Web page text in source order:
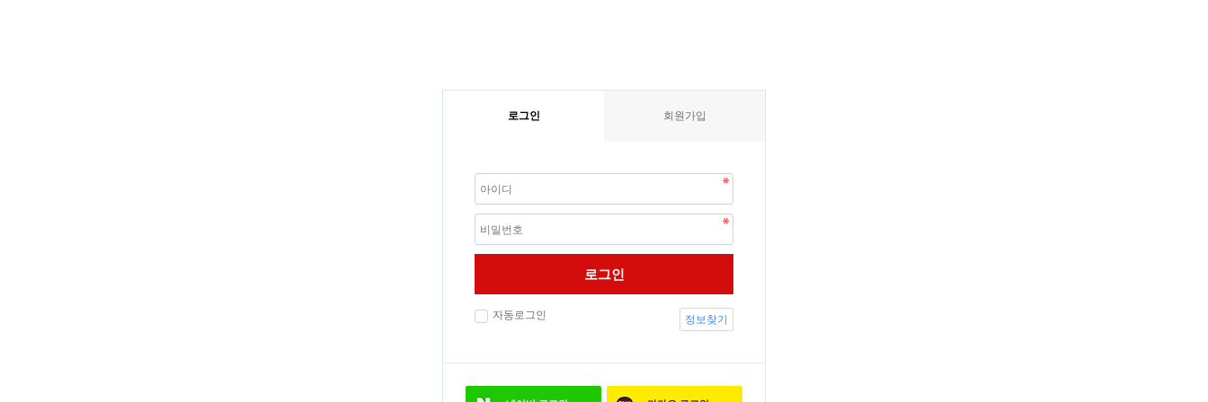
로그인 회원가입
로그인
자동로그인 정보찾기